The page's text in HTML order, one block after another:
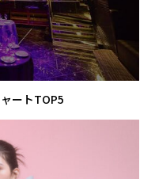
ートTOP5